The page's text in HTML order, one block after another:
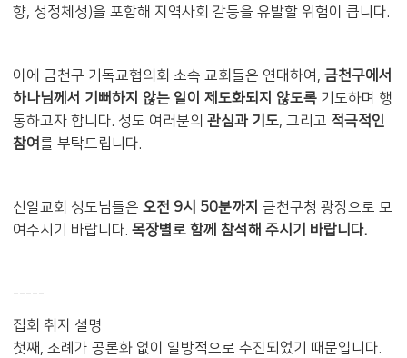
향, 성정체성)을 포함해 지역사회 갈등을 유발할 위험이 큽니다.
이에 금천구 기독교협의회 소속 교회들은 연대하여, 금천구에서
하나님께서 기뻐하지 않는 일이 제도화되지 않도록 기도하며 행
동하고자 합니다. 성도 여러분의 관심과 기도, 그리고 적극적인
참여를 부탁드립니다.
신일교회 성도님들은 오전 9시 50분까지 금천구청 광장으로 모
여주시기 바랍니다. 목장별로 함께 참석해 주시기 바랍니다.
-----
집회 취지 설명
첫째, 조례가 공론화 없이 일방적으로 추진되었기 때문입니다.